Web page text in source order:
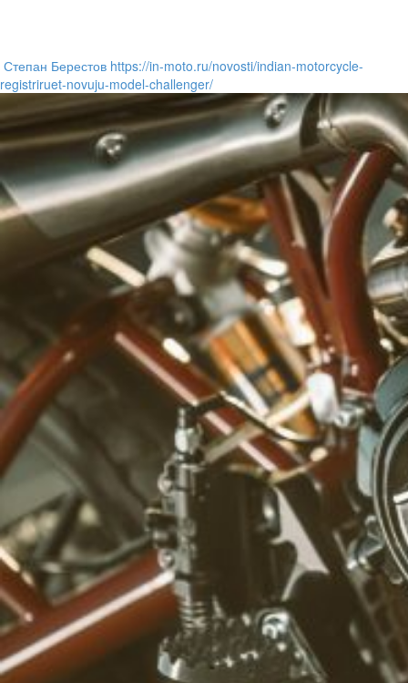
Степан Берестов https://in-moto.ru/novosti/indian-motorcycle-
registriruet-novuju-model-challenger/